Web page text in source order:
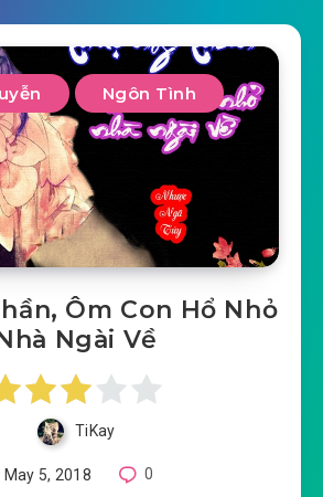
Ngôn Tình
Ôm Con Hổ Nhỏ
Ngài Về
TiKay
May 5, 2018 0